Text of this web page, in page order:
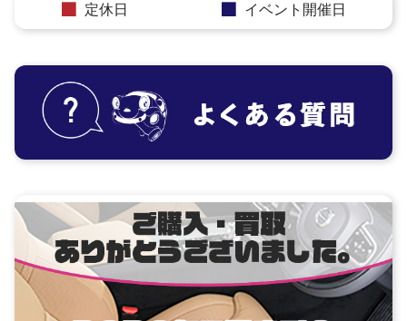
定休日 イベント開催日